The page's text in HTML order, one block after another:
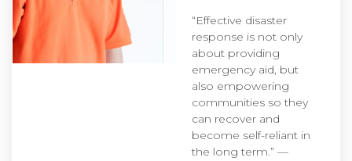
“Effective disaster
response is not only
about providing
emergency aid, but
also empowering
communities so they
can recover and
become self-reliant in
the long term.” —